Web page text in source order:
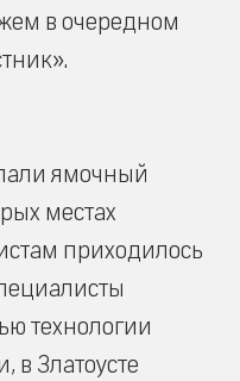
в очередном
ямочный
местах
приходилось
технологии
в Златоусте